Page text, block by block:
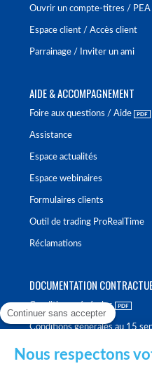
Ouvrir un compte-titres / PEA
Espace client / Accès client
Parrainage / Inviter un ami
AIDE & ACCOMPAGNEMENT
Foire aux questions / Aide
Assistance
Espace actualités
Espace webinaires
Formulaires clients
Outil de trading ProRealTime
Réclamations
DOCUMENTATION
Conditions générales
Conditions générales au 15
Continuer sans accepter
Nous respectons